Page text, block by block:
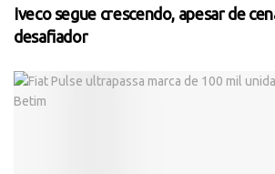
Iveco segue crescendo, apesar de
desafiador